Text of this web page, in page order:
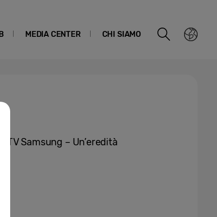
MEDIA CENTER CHI SIAMO
Samsung – Un’eredità